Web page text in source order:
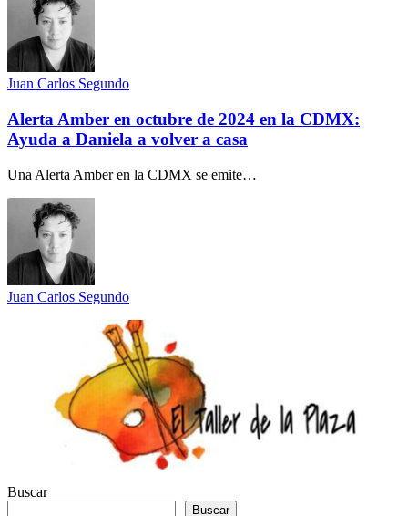
Juan Carlos Segundo
Alerta Amber en octubre de 2024 en la CDMX:
Ayuda a Daniela a volver a casa
Una Alerta Amber en la CDMX se emite…
Juan Carlos Segundo
Buscar
Buscar